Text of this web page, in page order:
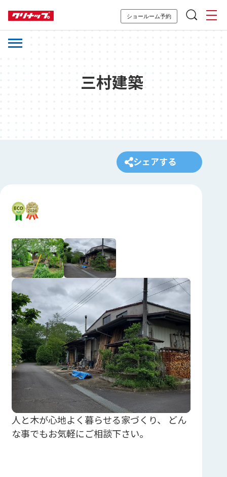
ショールーム予約
三村建築
シェアする
人と木が心地よく暮らせる家づくり、 どん
な事でもお気軽にご相談下さい。